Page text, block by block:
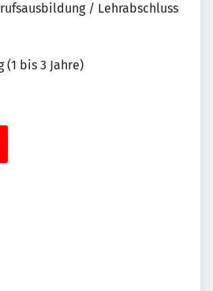
/ Lehrabschluss
(1 bis 3 Jahre)